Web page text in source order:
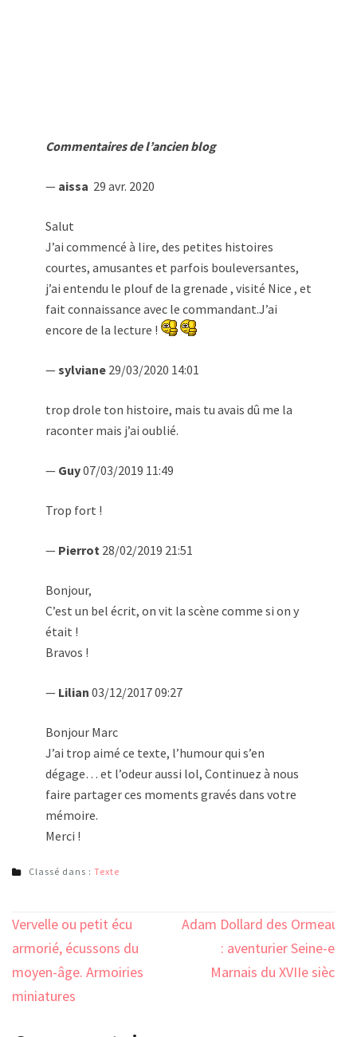
Commentaires de l’ancien blog
— aissa 29 avr. 2020
Salut
J’ai commencé à lire, des petites histoires
courtes, amusantes et parfois bouleversantes,
j’ai entendu le plouf de la grenade , visité Nice , et
fait connaissance avec le commandant.J’ai
encore de la lecture !
—sylviane29/03/2020 14:01
trop drole ton histoire, mais tu avais dû me la
raconter mais j’ai oublié.
— Guy07/03/2019 11:49
Trop fort !
— Pierrot 28/02/2019 21:51
Bonjour,
C’est un bel écrit, on vit la scène comme si on y
était !
Bravos !
— Lilian 03/12/2017 09:27
Bonjour Marc
J’ai trop aimé ce texte, l’humour qui s’en
dégage… et l’odeur aussi lol, Continuez à nous
faire partager ces moments gravés dans votre
mémoire.
Merci !
Classé dans : Texte
Navigation
de
l’article
Vervelle ou petit écu
armorié, écussons du
moyen-âge. Armoiries
miniatures
Adam Dollard des Ormeaux
: aventurier Seine-et-
Marnais du XVIIe siècle